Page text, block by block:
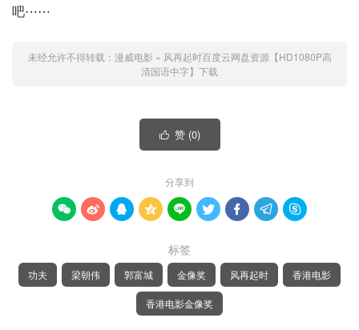
吧⋯⋯
未经允许不得转载： 漫威电影 » 风再起时百度云网盘资源【HD1080P高
清国语中字】下载
 赞 (0)
分享到
        
标签
功夫 梁朝伟 郭富城 金像奖 风再起时 香港电影
香港电影金像奖